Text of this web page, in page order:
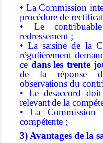
• La Commission
procédure de
• Le
redressement ;
• La saisine de la
régulièrement
ce dans les trente
de la réponse
observations du
• Le désaccord
relevant de la
• La Commission
compétente ;
3) Avantages de la